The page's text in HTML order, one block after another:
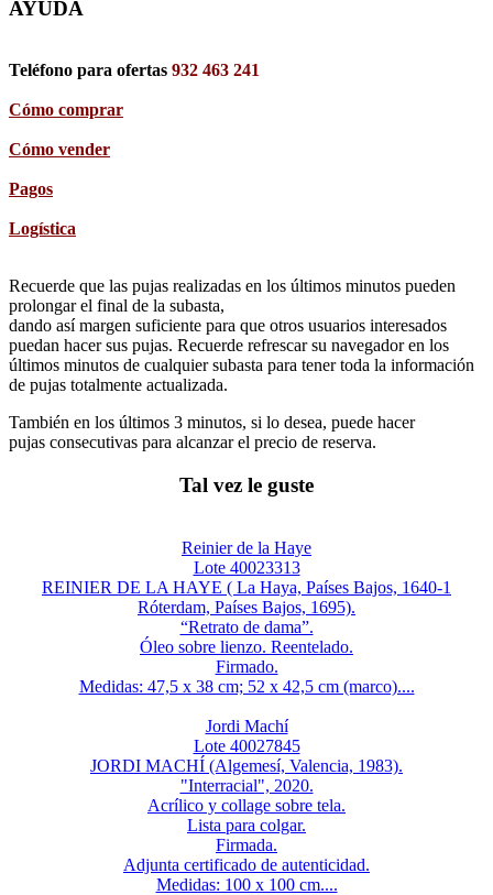
AYUDA
Teléfono para ofertas 932 463 241
Cómo comprar
Cómo vender
Pagos
Logística
Recuerde que las pujas realizadas en los últimos minutos pueden
prolongar el final de la subasta,
dando así margen suficiente para que otros usuarios interesados
puedan hacer sus pujas. Recuerde refrescar su navegador en los
últimos minutos de cualquier subasta para tener toda la información
de pujas totalmente actualizada.
También en los últimos 3 minutos, si lo desea, puede hacer
pujas consecutivas para alcanzar el precio de reserva.
Tal vez le guste
Reinier de la Haye
Lote 40023313
REINIER DE LA HAYE ( La Haya, Países Bajos, 1640-1
Róterdam, Países Bajos, 1695).
“Retrato de dama”.
Óleo sobre lienzo. Reentelado.
Firmado.
Medidas: 47,5 x 38 cm; 52 x 42,5 cm (marco)....
Jordi Machí
Lote 40027845
JORDI MACHÍ (Algemesí, Valencia, 1983).
"Interracial", 2020.
Acrílico y collage sobre tela.
Lista para colgar.
Firmada.
Adjunta certificado de autenticidad.
Medidas: 100 x 100 cm....